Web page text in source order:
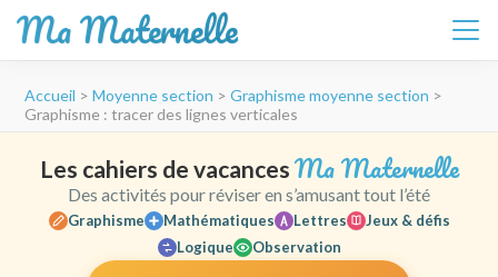
Ma Maternelle
contenu
Entrée)
Accueil > Moyenne section > Graphisme moyenne section >
Graphisme : tracer des lignes verticales
Les cahiers de vacances Ma Maternelle
Des activités pour réviser en s’amusant tout l’été
Graphisme Mathématiques Lettres
Jeux & défis
Logique
Observation